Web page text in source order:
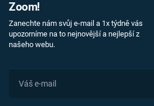
Zoom!
Zanechte nám svůj e-mail a 1x týdně vás
upozorníme na to nejnovější a nejlepší z
našeho webu.